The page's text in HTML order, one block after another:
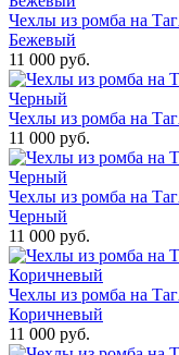
Чехлы из ромба на
Бежевый
11 000 руб.
Чехлы из ромба на
11 000 руб.
Чехлы из ромба на
Черный
11 000 руб.
Чехлы из ромба на
Коричневый
11 000 руб.